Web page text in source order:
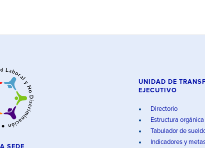
UNIDAD DE
EJECUTIVO
Directorio
Estructura orgánica
Tabulador de
Indicadores y